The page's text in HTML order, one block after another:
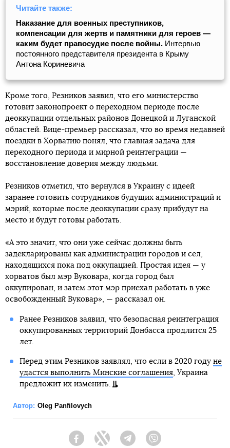
Читайте также:
Наказание для военных преступников,
компенсации для жертв и памятники для героев —
каким будет правосудие после войны. Интервью
постоянного представителя президента в Крыму
Антона Кориневича
Кроме того, Резников заявил, что его министерство
готовит законопроект о переходном периоде после
деоккупации отдельных районов Донецкой и Луганской
областей. Вице-премьер рассказал, что во время недавней
поездки в Хорватию понял, что главная задача для
переходного периода и мирной реинтеграции —
восстановление доверия между людьми.
Резников отметил, что вернулся в Украину с идеей
заранее готовить сотрудников будущих администраций и
мэрий, которые после деоккупации сразу прибудут на
место и будут готовы работать.
«А это значит, что они уже сейчас должны быть
задекларированы как администрации городов и сел,
находящихся пока под оккупацией. Простая идея — у
хорватов был мэр Вуковара, когда город был
оккупирован, и затем этот мэр приехал работать в уже
освобожденный Вуковар», — рассказал он.
Ранее Резников заявил, что безопасная реинтеграция
оккупированных территорий Донбасса продлится 25
лет.
Перед этим Резников заявлял, что если в 2020 году не
удастся выполнить Минские соглашения, Украина
предложит их изменить.
Автор: Oleg Panfilovych
FacebookTwitter Telegram